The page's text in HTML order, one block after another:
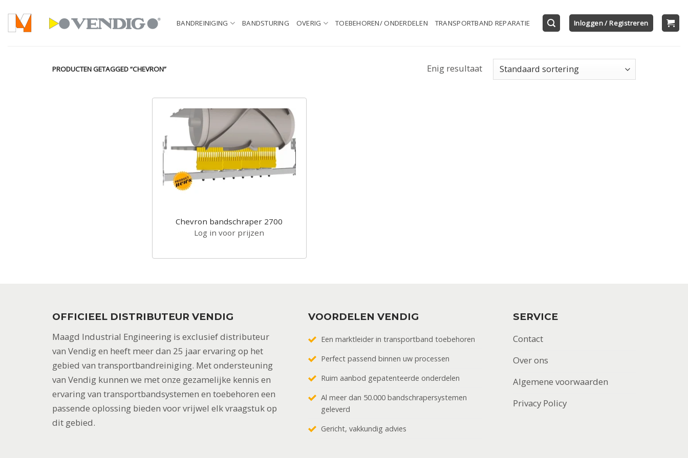
naar
inhoud
BANDREINIGING BANDSTURING OVERIG TOEBEHOREN/ ONDERDELEN TRANSPORTBAND REPARATIE Inloggen / Registreren
PRODUCTEN GETAGGED “CHEVRON” Enig resultaat
Chevron bandschraper 2700
Log in voor prijzen
OFFICIEEL DISTRIBUTEUR VENDIG
Maagd Industrial Engineering is exclusief distributeur
van Vendig en heeft meer dan 25 jaar ervaring op het
gebied van transportbandreiniging. Met ondersteuning
van Vendig kunnen we met onze gezamelijke kennis en
ervaring van transportbandsystemen en toebehoren een
passende oplossing bieden voor vrijwel elk vraagstuk op
dit gebied.
VOORDELEN VENDIG
Een marktleider in transportband toebehoren
Perfect passend binnen uw processen
Ruim aanbod gepatenteerde onderdelen
Al meer dan 50.000 bandschrapersystemen
geleverd
Gericht, vakkundig advies
SERVICE
Contact
Over ons
Algemene voorwaarden
Privacy Policy